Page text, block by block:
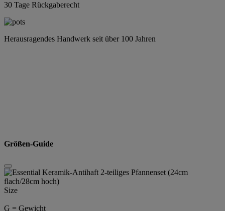
30 Tage Rückgaberecht
Herausragendes Handwerk seit über 100 Jahren
Größen-Guide
Size
G = Gewicht